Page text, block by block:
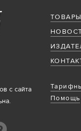
Помощь
с сайта